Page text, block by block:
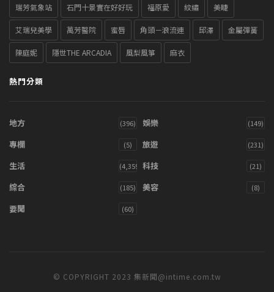
瑞芳氣象站 石門十景實在好好玩 福原愛 紋繡 美睫
艾瑞兒美學 萬芳醫院 蜜唇 角頭－浪流連 邱澤 金屬彈簧
陳庭妮 隱世THE ARCADIA 風梨風箏 麻衣
熱門分類
地方 (396) 娛樂 (149)
專欄 (5) 旅遊 (231)
生活 (4,359) 科技 (21)
綜合 (185) 美容 (8)
要聞 (60)
© COPYRIGHT 2023 集新聞@intime.com.tw